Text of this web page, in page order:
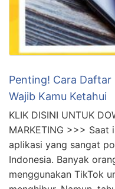
Penting! Cara
Wajib Kamu Ketahui
KLIK DISINI UNTUK
MARKETING >>> Saat
aplikasi yang sangat
Indonesia. Banyak
menggunakan TikTok